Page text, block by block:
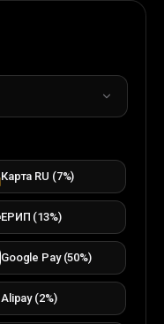
Карта RU (7%)
ЕРИП (13%)
Google Pay(50%)
Alipay(2%)